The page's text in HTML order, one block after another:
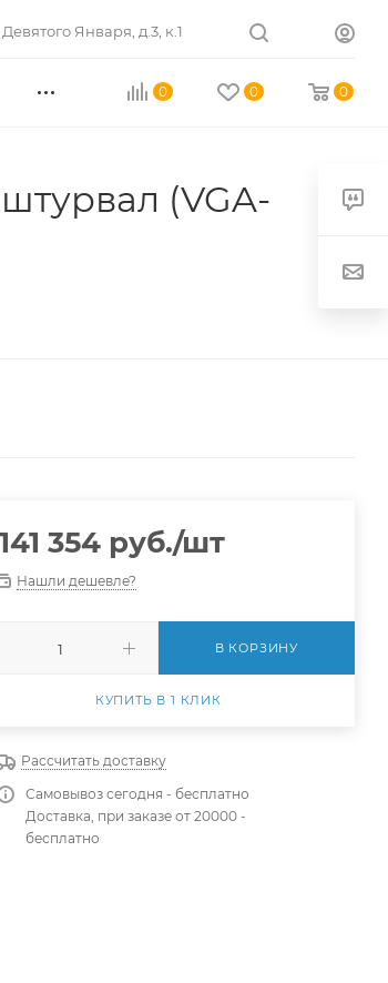
Января, д.3, к.1
0 0 0
(VGA-
141 354руб./шт
Нашли дешевле?
В КОРЗИНУ
КУПИТЬ В 1 КЛИК
Рассчитать доставку
Самовывоз сегодня - бесплатно
Доставка, при заказе от 20000 -
бесплатно